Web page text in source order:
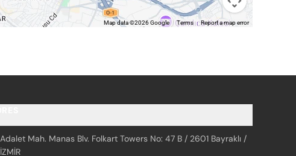
Map data ©2026 Google Terms Report a map error
Adalet Mah. Manas Blv. Folkart Towers No: 47 B / 2601 Bayraklı /
İZMİR